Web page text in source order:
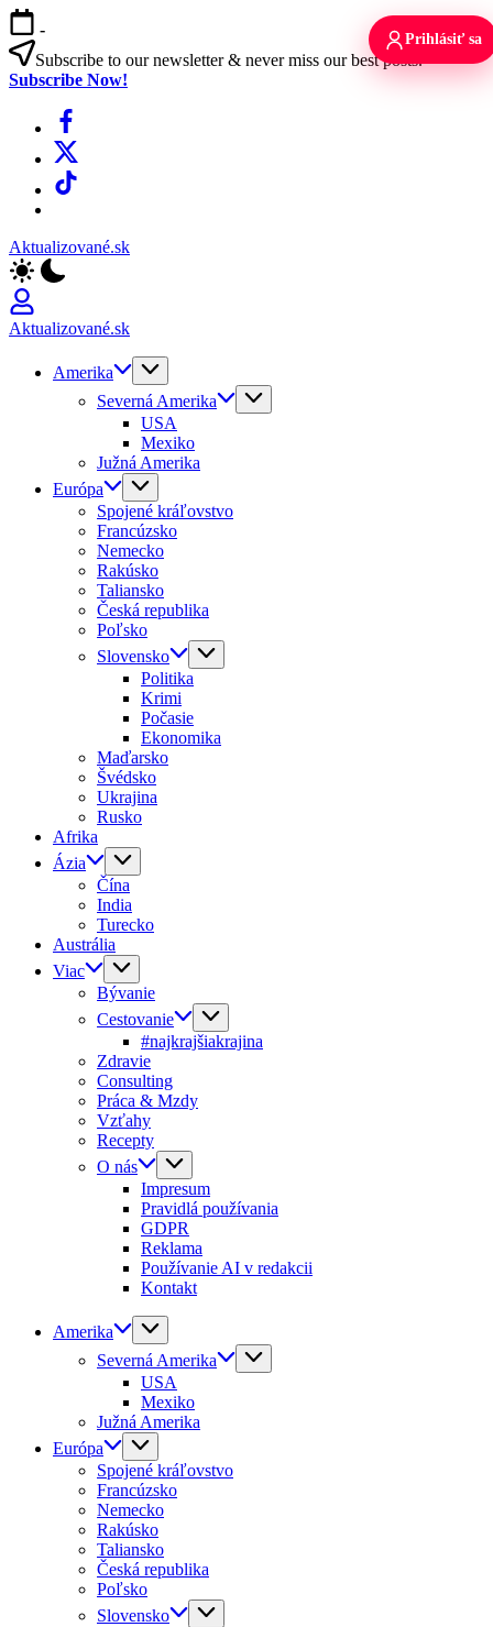
Skip
to
content
-
Subscribe to our newsletter & never miss our best posts.
Subscribe Now!
Facebook
X
TikTok
Aktualizované.sk
Aktualizované.sk
Amerika
Severná Amerika
USA
Mexiko
Južná Amerika
Európa
Spojené kráľovstvo
Francúzsko
Nemecko
Rakúsko
Taliansko
Česká republika
Poľsko
Slovensko
Politika
Krimi
Počasie
Ekonomika
Maďarsko
Švédsko
Ukrajina
Rusko
Afrika
Ázia
Čína
India
Turecko
Austrália
Viac
Bývanie
Cestovanie
#najkrajšiakrajina
Zdravie
Consulting
Práca & Mzdy
Vzťahy
Recepty
O nás
Impresum
Pravidlá používania
GDPR
Reklama
Používanie AI v redakcii
Kontakt
Amerika
Severná Amerika
USA
Mexiko
Južná Amerika
Európa
Spojené kráľovstvo
Francúzsko
Nemecko
Rakúsko
Taliansko
Česká republika
Poľsko
Slovensko
Prihlásiť sa